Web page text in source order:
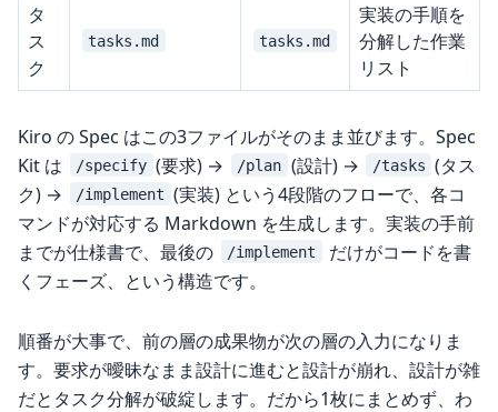
タ
ス
ク
tasks.md tasks.md
実装の手順を
分解した作業
リスト
Kiro の Spec はこの3ファイルがそのまま並びます。Spec
Kit は
/specify (要求) → /plan (設計) → /tasks (タス
ク) →
/implement (実装) という4段階のフローで、各コ
マンドが対応する Markdown を生成します。実装の手前
までが仕様書で、最後の
/implement
だけがコードを書
くフェーズ、という構造です。
順番が大事で、前の層の成果物が次の層の入力になりま
す。要求が曖昧なまま設計に進むと設計が崩れ、設計が雑
だとタスク分解が破綻します。だから1枚にまとめず、わ